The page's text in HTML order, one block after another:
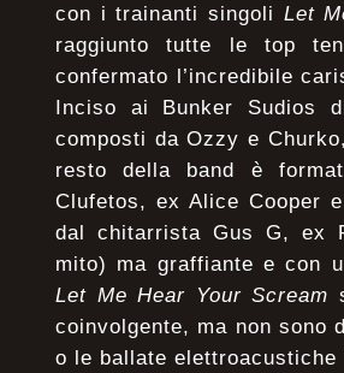
con i trainanti singoli Let
raggiunto tutte le top
confermato l’incredibile
Inciso ai Bunker Sudios
composti da Ozzy e
resto della band è
Clufetos, ex Alice Cooper
dal chitarrista Gus G, ex
mito) ma graffiante e con
Let Me Hear Your Scream
coinvolgente, ma non sono
o le ballate elettroacustiche